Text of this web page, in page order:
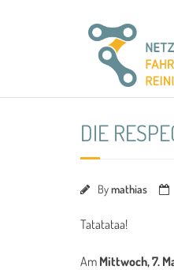
DIE
Bymathias
Tatatataa!
Am Mittwoch, 7.